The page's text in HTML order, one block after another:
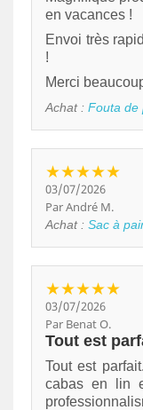
en vacances !
Envoi très
!
Merci
Achat : Fouta de
★★★★★
03/07/2026
Par André M.
Achat : Sac à
★★★★★
03/07/2026
Par Benat O.
Tout est
Tout est
cabas en lin